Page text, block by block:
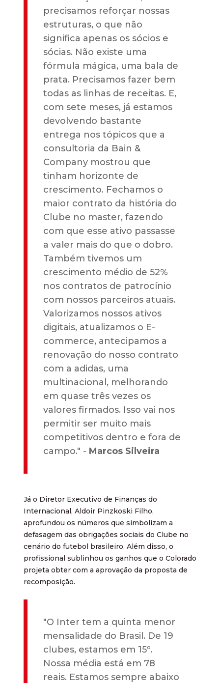
precisamos reforçar nossas
estruturas, o que não
significa apenas os sócios e
sócias. Não existe uma
fórmula mágica, uma bala de
prata. Precisamos fazer bem
todas as linhas de receitas. E,
com sete meses, já estamos
devolvendo bastante
entrega nos tópicos que a
consultoria da Bain &
Company mostrou que
tinham horizonte de
crescimento. Fechamos o
maior contrato da história do
Clube no master, fazendo
com que esse ativo passasse
a valer mais do que o dobro.
Também tivemos um
crescimento médio de 52%
nos contratos de patrocínio
com nossos parceiros atuais.
Valorizamos nossos ativos
digitais, atualizamos o E-
commerce, antecipamos a
renovação do nosso contrato
com a adidas, uma
multinacional, melhorando
em quase três vezes os
valores firmados. Isso vai nos
permitir ser muito mais
competitivos dentro e fora de
campo." - Marcos Silveira
Já o Diretor Executivo de Finanças do
Internacional, Aldoir Pinzkoski Filho,
aprofundou os números que simbolizam a
defasagem das obrigações sociais do Clube no
cenário do futebol brasileiro. Além disso, o
profissional sublinhou os ganhos que o Colorado
projeta obter com a aprovação da proposta de
recomposição.
"O Inter tem a quinta menor
mensalidade do Brasil. De 19
clubes, estamos em 15º.
Nossa média está em 78
reais. Estamos sempre abaixo